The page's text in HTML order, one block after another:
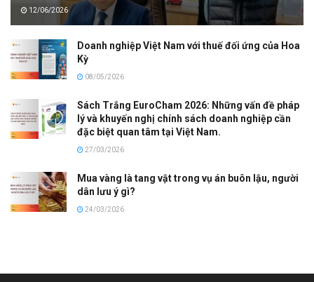
12/06/2026
Doanh nghiệp Việt Nam với thuế đối ứng của Hoa
Kỳ
08/05/2026
Sách Trắng EuroCham 2026: Những vấn đề pháp
lý và khuyến nghị chính sách doanh nghiệp cần
đặc biệt quan tâm tại Việt Nam.
27/03/2026
Mua vàng là tang vật trong vụ án buôn lậu, người
dân lưu ý gì?
24/03/2026